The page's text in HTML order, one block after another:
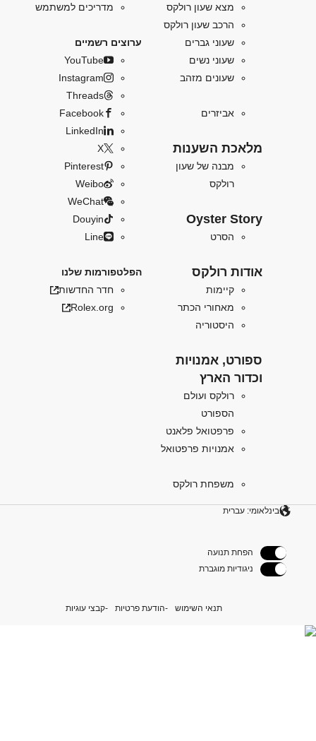
מצא שעון רולקס
הרכב שעון רולקס
שעוני גברים
שעוני נשים
שעונים מזהב
אביזרים
מלאכת השענות
מבנה של שעון
רולקס
Oyster Story
הסרט
אודות רולקס
קיימות
מאחורי הכתר
היסטוריה
ספורט, אמנויות
וכדור הארץ
רולקס ועולם
הספורט
פרפטואל פלאנט
אמנויות פרפטואל
משפחת רולקס
מדריכים למשתמש
ערוצים רשמיים
YouTube
Instagram
Threads
Facebook
LinkedIn
X
Pinterest
Weibo
WeChat
Douyin
Line
הפלטפורמות שלנו
חדר החדשות
Rolex.org
בינלאומי: עברית
הפחת תנועה
ניגודיות מוגברת
תנאי השימוש הודעת פרטיות קבצי עוגיות